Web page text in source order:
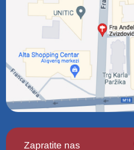
Zapratite nas